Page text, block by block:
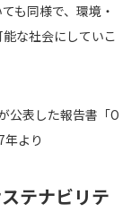
も同様で、環境・
な社会にしていこ
公表した報告書「O
より
テナビリテ